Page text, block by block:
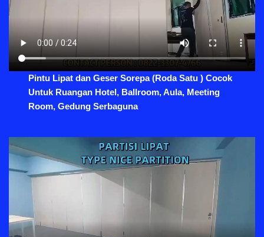
Pintu Lipat dan Geser Sorepa (Roda Satu ) Cocok
Untuk Ruangan Hotel, Ballroom, Aula, Meeting
Room, Gedung Serbaguna